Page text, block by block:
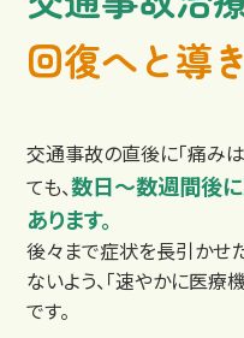
よくあるご質問
回復へと導
交通事故の直後に「痛み
ても、数日〜数週間後
あります。
後々まで症状を長引かせ
ないよう、「速やかに医
です。